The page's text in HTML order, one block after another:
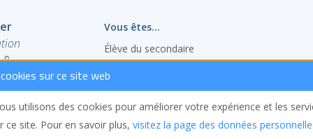
sur ce site web
utilisons des cookies pour améliorer votre expérience et les
ce site. Pour en savoir plus, visitez la page des données
9
Vous êtes...
Élève du secondaire
Adulte en reprise d’études
Étudiant en échange